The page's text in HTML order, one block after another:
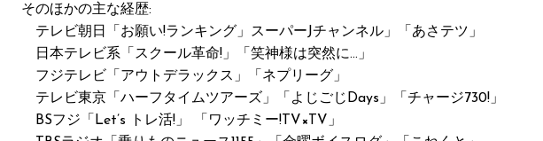
そのほかの主な経歴:
テレビ朝日「お願い!ランキング」スーパーJチャンネル」「あさテツ」
日本テレビ系「スクール革命!」「笑神様は突然に…」
フジテレビ「アウトデラックス」「ネプリーグ」
テレビ東京「ハーフタイムツアーズ」「よじごじDays」「チャージ730!」
BSフジ「Let’s トレ活!」 「ワッチミー!TV×TV」